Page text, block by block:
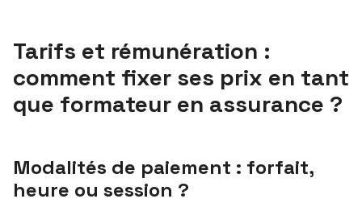
Tarifs et rémunération :
comment fixer ses prix en tant
que formateur en assurance ?
Modalités de paiement : forfait,
heure ou session ?